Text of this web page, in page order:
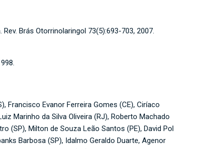
Brás Otorrinolaringol 73(5):693-703, 2007.
Francisco Evanor Ferreira Gomes (CE), Ciríaco
Marinho da Silva Oliveira (RJ), Roberto Machado
(SP), Milton de Souza Leão Santos (PE), David Pol
Barbosa (SP), Idalmo Geraldo Duarte, Agenor